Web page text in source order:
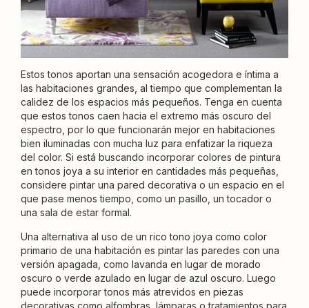
Estos tonos aportan una sensación acogedora e íntima a
las habitaciones grandes, al tiempo que complementan la
calidez de los espacios más pequeños. Tenga en cuenta
que estos tonos caen hacia el extremo más oscuro del
espectro, por lo que funcionarán mejor en habitaciones
bien iluminadas con mucha luz para enfatizar la riqueza
del color. Si está buscando incorporar colores de pintura
en tonos joya a su interior en cantidades más pequeñas,
considere pintar una pared decorativa o un espacio en el
que pase menos tiempo, como un pasillo, un tocador o
una sala de estar formal.
Una alternativa al uso de un rico tono joya como color
primario de una habitación es pintar las paredes con una
versión apagada, como lavanda en lugar de morado
oscuro o verde azulado en lugar de azul oscuro. Luego
puede incorporar tonos más atrevidos en piezas
decorativas como alfombras, lámparas o tratamientos para